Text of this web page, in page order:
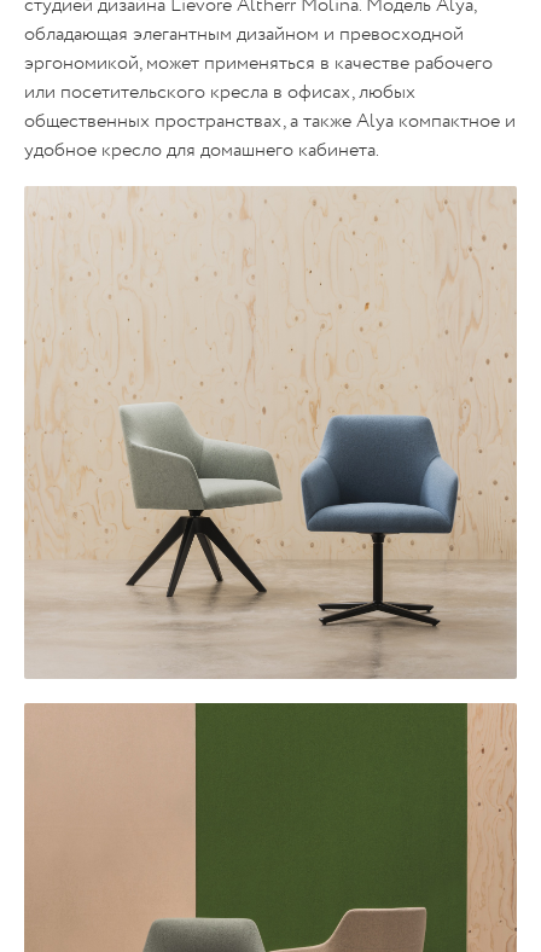
студией дизайна Lievore Altherr Molina. Модель Alya,
обладающая элегантным дизайном и превосходной
эргономикой, может применяться в качестве рабочего
или посетительского кресла в офисах, любых
общественных пространствах, а также Alya компактное и
удобное кресло для домашнего кабинета.